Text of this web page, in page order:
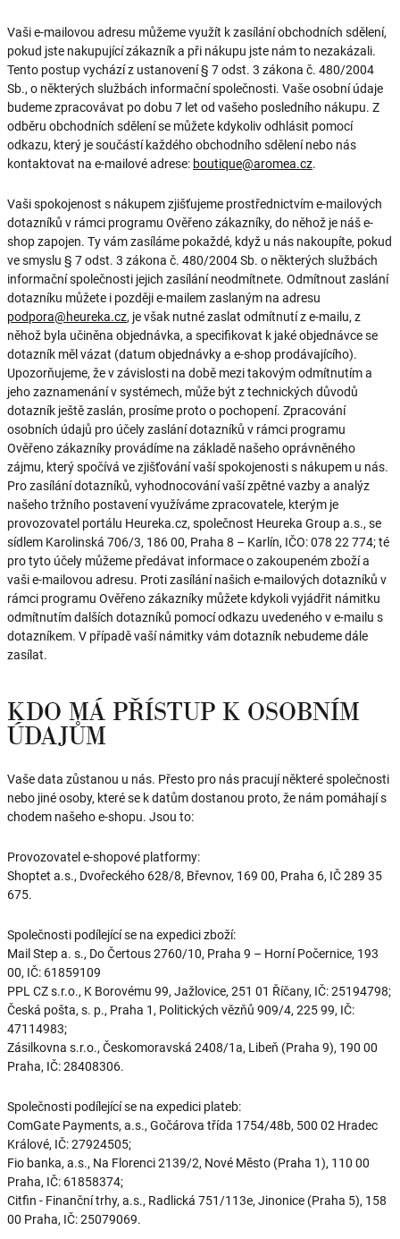
Vaši e-mailovou adresu můžeme využít k zasílání obchodních sdělení,
pokud jste nakupující zákazník a při nákupu jste nám to nezakázali.
Tento postup vychází z ustanovení § 7 odst. 3 zákona č. 480/2004
Sb., o některých službách informační společnosti. Vaše osobní údaje
budeme zpracovávat po dobu 7 let od vašeho posledního nákupu. Z
odběru obchodních sdělení se můžete kdykoliv odhlásit pomocí
odkazu, který je součástí každého obchodního sdělení nebo nás
kontaktovat na e-mailové adrese: boutique@aromea.cz.
Vaši spokojenost s nákupem zjišťujeme prostřednictvím e-mailových
dotazníků v rámci programu Ověřeno zákazníky, do něhož je náš e-
shop zapojen. Ty vám zasíláme pokaždé, když u nás nakoupíte, pokud
ve smyslu § 7 odst. 3 zákona č. 480/2004 Sb. o některých službách
informační společnosti jejich zasílání neodmítnete. Odmítnout zaslání
dotazníku můžete i později e-mailem zaslaným na adresu
podpora@heureka.cz, je však nutné zaslat odmítnutí z e-mailu, z
něhož byla učiněna objednávka, a specifikovat k jaké objednávce se
dotazník měl vázat (datum objednávky a e-shop prodávajícího).
Upozorňujeme, že v závislosti na době mezi takovým odmítnutím a
jeho zaznamenání v systémech, může být z technických důvodů
dotazník ještě zaslán, prosíme proto o pochopení. Zpracování
osobních údajů pro účely zaslání dotazníků v rámci programu
Ověřeno zákazníky provádíme na základě našeho oprávněného
zájmu, který spočívá ve zjišťování vaší spokojenosti s nákupem u nás.
Pro zasílání dotazníků, vyhodnocování vaší zpětné vazby a analýz
našeho tržního postavení využíváme zpracovatele, kterým je
provozovatel portálu Heureka.cz, společnost Heureka Group a.s., se
sídlem Karolinská 706/3, 186 00, Praha 8 – Karlín, IČO: 078 22 774; té
pro tyto účely můžeme předávat informace o zakoupeném zboží a
vaši e-mailovou adresu. Proti zasílání našich e-mailových dotazníků v
rámci programu Ověřeno zákazníky můžete kdykoli vyjádřit námitku
odmítnutím dalších dotazníků pomocí odkazu uvedeného v e-mailu s
dotazníkem. V případě vaší námitky vám dotazník nebudeme dále
zasílat.
KDO MÁ PŘÍSTUP K OSOBNÍM
ÚDAJŮM
Vaše data zůstanou u nás. Přesto pro nás pracují některé společnosti
nebo jiné osoby, které se k datům dostanou proto, že nám pomáhají s
chodem našeho e-shopu. Jsou to:
Provozovatel e-shopové platformy:
Shoptet a.s., Dvořeckého 628/8, Břevnov, 169 00, Praha 6, IČ 289 35
675.
Společnosti podílející se na expedici zboží:
Mail Step a. s., Do Čertous 2760/10, Praha 9 – Horní Počernice, 193
00, IČ: 61859109
PPL CZ s.r.o., K Borovému 99, Jažlovice, 251 01 Říčany, IČ: 25194798;
Česká pošta, s. p., Praha 1, Politických vězňů 909/4, 225 99, IČ:
47114983;
Zásilkovna s.r.o., Českomoravská 2408/1a, Libeň (Praha 9), 190 00
Praha, IČ: 28408306.
Společnosti podílející se na expedici plateb:
ComGate Payments, a.s., Gočárova třída 1754/48b, 500 02 Hradec
Králové, IČ: 27924505;
Fio banka, a.s., Na Florenci 2139/2, Nové Město (Praha 1), 110 00
Praha, IČ: 61858374;
Citfin - Finanční trhy, a.s., Radlická 751/113e, Jinonice (Praha 5), 158
00 Praha, IČ: 25079069.